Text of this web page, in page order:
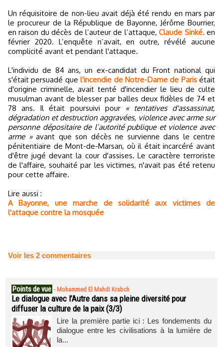
Un réquisitoire de non-lieu avait déjà été rendu en mars par
le procureur de la République de Bayonne, Jérôme Bourrier,
en raison du décès de l’auteur de l’attaque,Claude Sinké.en
février 2020. L’enquête n’avait, en outre, révélé aucune
complicité avant et pendant l'attaque.
L'individu de 84 ans, un ex-candidat du Front national qui
s'était persuadé quel'incendie de Notre-Dame de Parisétait
d'origine criminelle, avait tenté d'incendier le lieu de culte
musulman avant de blesser par balles deux fidèles de 74 et
78 ans. Il était poursuivi pour
« tentatives d'assassinat,
dégradation et destruction aggravées, violence avec arme sur
personne dépositaire de l’autorité publique et violence avec
arme »avant que son décès ne survienne dans le centre
pénitentiaire de Mont-de-Marsan, où il était incarcéré avant
d'être jugé devant la cour d'assises. Le caractère terroriste
de l'affaire, souhaité par les victimes, n'avait pas été retenu
pour cette affaire.
Lire aussi :
A Bayonne, une marche de solidarité aux victimes de
l'attaque contre la mosquée
Voir les 2 commentaires
Points de vue - Mohammed El Mahdi Krabch
Le dialogue avec l’Autre dans sa pleine diversité pour
diffuser la culture de la paix (3/3)
Lire la première partie ici : Les fondements du
dialogue entre les civilisations à la lumière de
la...